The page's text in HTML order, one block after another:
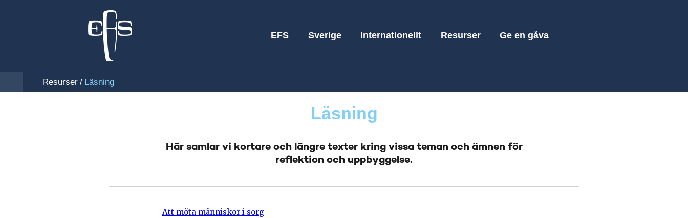
EFS Sverige Internationellt Resurser Ge en gåva
Resurser / Läsning
Läsning
Här samlar vi kortare och längre texter kring vissa teman och ämnen för
reflektion och uppbyggelse.
Att möta människor i sorg